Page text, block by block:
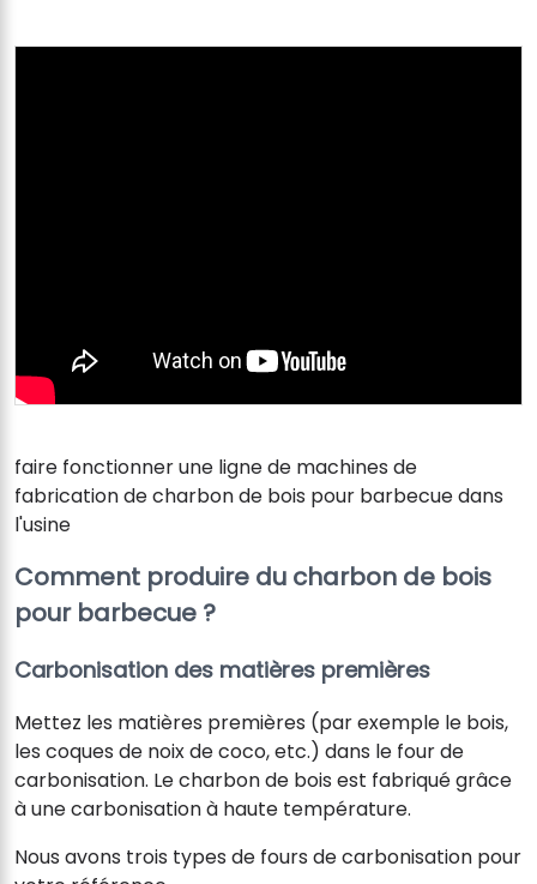
faire fonctionner une ligne de machines de
fabrication de charbon de bois pour barbecue dans
l'usine
Comment produire du charbon de bois
pour barbecue ?
Carbonisation des matières premières
Mettez les matières premières (par exemple le bois,
les coques de noix de coco, etc.) dans le four de
carbonisation. Le charbon de bois est fabriqué grâce
à une carbonisation à haute température.
Nous avons trois types de fours de carbonisation pour